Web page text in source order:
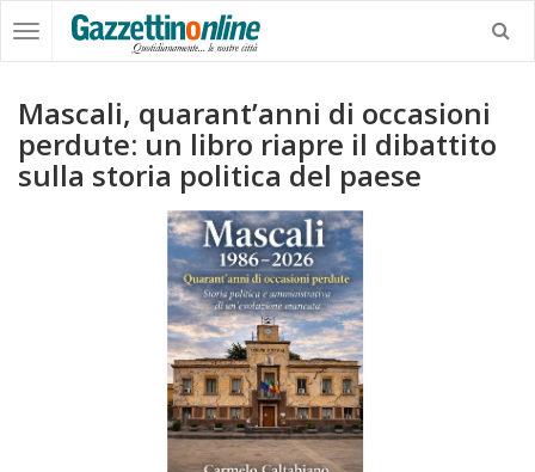
Mascali, quarant’anni di occasioni
perdute: un libro riapre il dibattito
sulla storia politica del paese